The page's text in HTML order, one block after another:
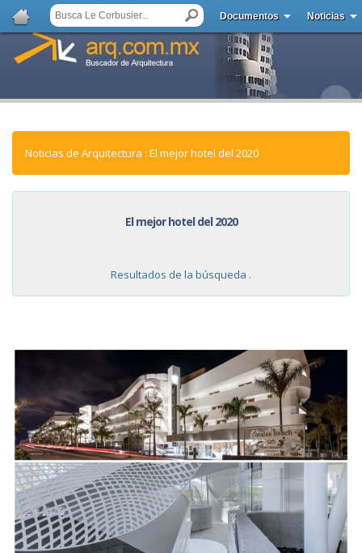
Documentos Noticias
Noticias de Arquitectura : El mejor hotel del 2020
El mejor hotel del 2020
Resultados de la búsqueda .